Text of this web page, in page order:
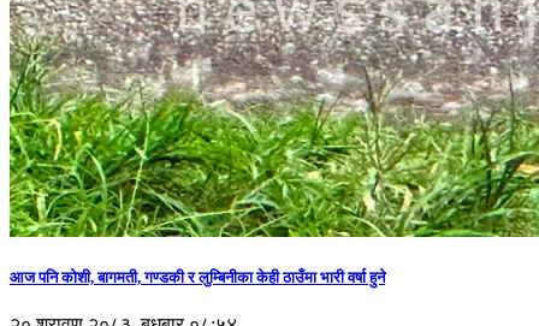
आज पनि कोशी, बागमती, गण्डकी र लुम्बिनीका केही ठाउँमा भारी वर्षा हुने